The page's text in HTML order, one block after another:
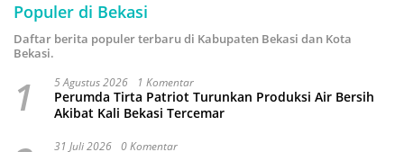
Populer di Bekasi
Daftar berita populer terbaru di Kabupaten Bekasi dan Kota
Bekasi.
1 5 Agustus 2026 1 Komentar
Perumda Tirta Patriot Turunkan Produksi Air Bersih
Akibat Kali Bekasi Tercemar
31 Juli 2026 0 Komentar